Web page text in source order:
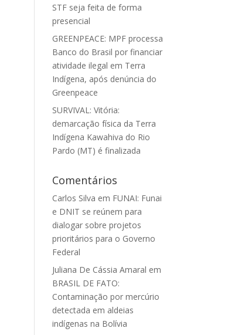
STF seja feita de forma
presencial
GREENPEACE: MPF processa
Banco do Brasil por financiar
atividade ilegal em Terra
Indígena, após denúncia do
Greenpeace
SURVIVAL: Vitória:
demarcação física da Terra
Indígena Kawahiva do Rio
Pardo (MT) é finalizada
Comentários
Carlos Silva em FUNAI: Funai
e DNIT se reúnem para
dialogar sobre projetos
prioritários para o Governo
Federal
Juliana De Cássia Amaral em
BRASIL DE FATO:
Contaminação por mercúrio
detectada em aldeias
indígenas na Bolívia